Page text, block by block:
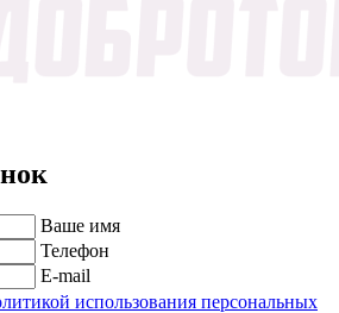
Ваше имя
Телефон
E-mail
использования персональных